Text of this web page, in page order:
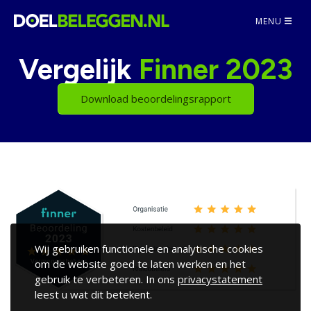
MENU
Vergelijk Finner 2023
Download beoordelingsrapport
Wij gebruiken functionele en analytische cookies
om de website goed te laten werken en het
gebruik te verbeteren. In ons privacystatement
leest u wat dit betekent.